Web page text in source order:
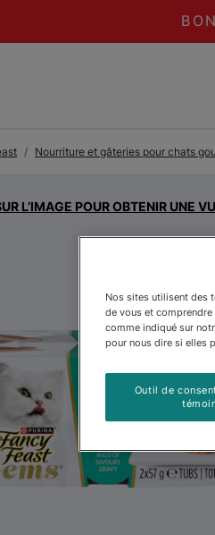
Nourriture et gâteries pour chats
L’IMAGE POUR OBTENIR UNE
Nos sites utilisent des
de vous et
comme indiqué sur
pour nous dire si elles
Outil de